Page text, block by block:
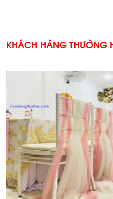
KHÁCH HÀNG THƯỜNG
'